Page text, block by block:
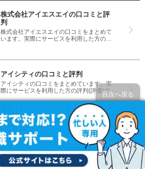
株式会社アイエスエイの口コミと評
判
株式会社アイエスエイの口コミをまとめて
います。実際にサービスを利用した方の評
う参考にしてください。
アイシティの口コミと評判
アイシティの口コミをまとめています。実
際にサービスを利用した方の評判(評価)です
ので、良いところと悪いところどちらも見
て、アイシティを使う参考にしてくださ
はてなブログの口コミと評判
はてなブログの口コミをまとめています。
実際にサービスを利用した方の評判(評価)で
すので、良いところと悪いところどちらも
見て、はてなブログを使う参考にしてくだ
目次へ戻る